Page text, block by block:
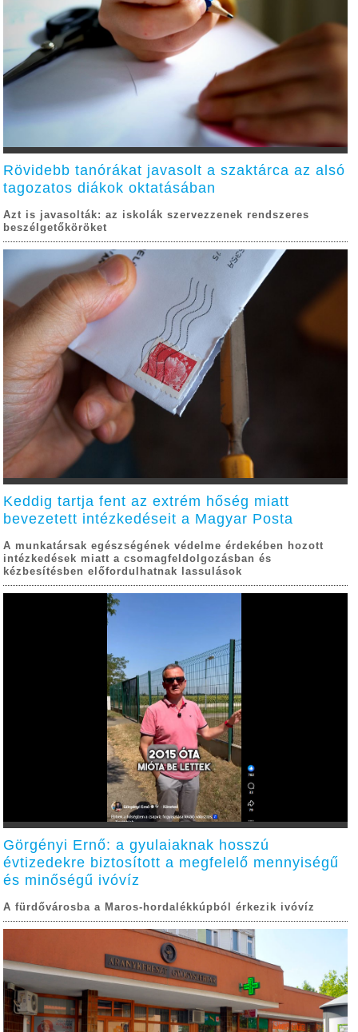
Rövidebb tanórákat javasolt a szaktárca az alsó
tagozatos diákok oktatásában
Azt is javasolták: az iskolák szervezzenek rendszeres
beszélgetőköröket
Keddig tartja fent az extrém hőség miatt
bevezetett intézkedéseit a Magyar Posta
A munkatársak egészségének védelme érdekében hozott
intézkedések miatt a csomagfeldolgozásban és
kézbesítésben előfordulhatnak lassulások
Görgényi Ernő: a gyulaiaknak hosszú
évtizedekre biztosított a megfelelő mennyiségű
és minőségű ivóvíz
A fürdővárosba a Maros-hordalékkúpból érkezik ivóvíz